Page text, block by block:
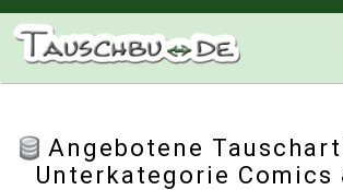
Angebotene
Unterkategorie Comics